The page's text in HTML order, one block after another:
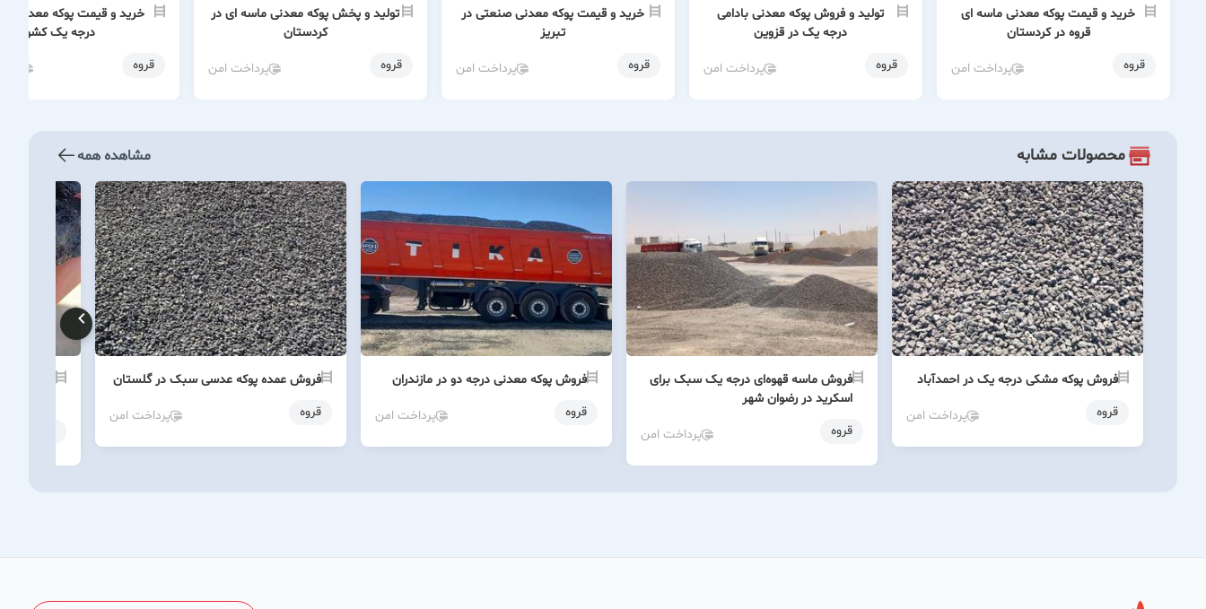
خرید و قیمت پوکه معدنی ماسه ای
قروه در کردستان
قروه
پرداخت امن
تولید و فروش پوکه معدنی بادامی
درجه یک در قزوین
قروه
پرداخت امن
خرید و قیمت پوکه معدنی صنعتی در
تبریز
قروه
پرداخت امن
تولید و پخش پوکه معدنی ماسه ای در
کردستان
قروه
پرداخت امن
خرید و قیمت پوکه معدنی
درجه یک کشور
قروه
محصولات مشابه مشاهده همه
فروش پوکه مشکی درجه یک در احمدآباد
قروه
پرداخت امن
فروش ماسه قهوه‌ای درجه یک سبک برای
اسکرید در رضوان شهر
قروه
پرداخت امن
فروش پوکه معدنی درجه دو در مازندران
قروه
پرداخت امن
فروش عمده پوکه عدسی سبک در گلستان
قروه
پرداخت امن